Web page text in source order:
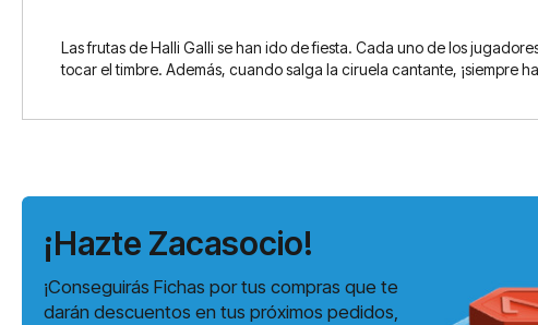
Las frutas de Halli Galli se han ido de fiesta. Cada uno de los
tocar el timbre. Además, cuando salga la ciruela cantante, ¡siempre
¡Hazte Zacasocio!
¡Conseguirás Fichas por tus compras que te
darán descuentos en tus próximos pedidos,